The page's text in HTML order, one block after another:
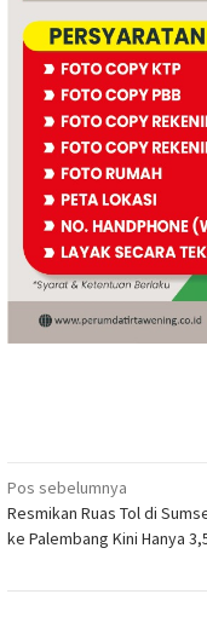
Navigasi
pos
Pos sebelumnya
Resmikan Ruas Tol di
ke Palembang Kini Hanya